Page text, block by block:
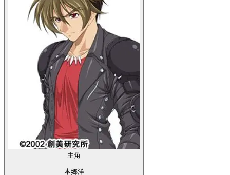
主角
本郷洋